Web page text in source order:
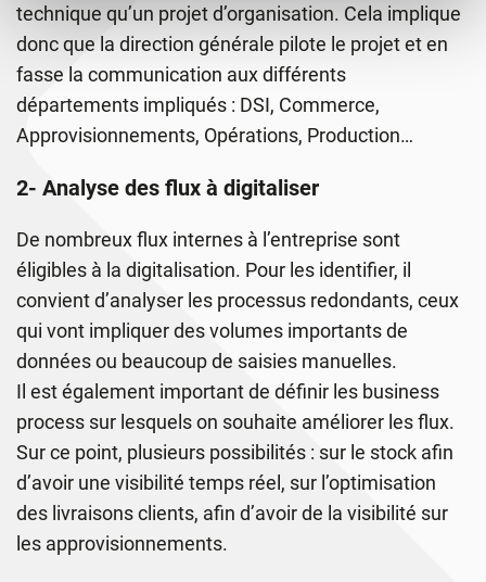
technique qu’un projet d’organisation. Cela implique
donc que la direction générale pilote le projet et en
fasse la communication aux différents
départements impliqués : DSI, Commerce,
Approvisionnements, Opérations, Production…
2- Analyse des flux à digitaliser
De nombreux flux internes à l’entreprise sont
éligibles à la digitalisation. Pour les identifier, il
convient d’analyser les processus redondants, ceux
qui vont impliquer des volumes importants de
données ou beaucoup de saisies manuelles.
Il est également important de définir les business
process sur lesquels on souhaite améliorer les flux.
Sur ce point, plusieurs possibilités : sur le stock afin
d’avoir une visibilité temps réel, sur l’optimisation
des livraisons clients, afin d’avoir de la visibilité sur
les approvisionnements.